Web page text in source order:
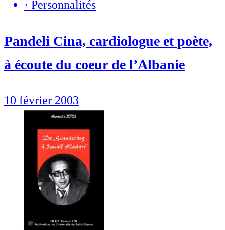
· Personnalités
Pandeli Cina, cardiologue et poète,
à écoute du coeur de l’Albanie
10 février 2003